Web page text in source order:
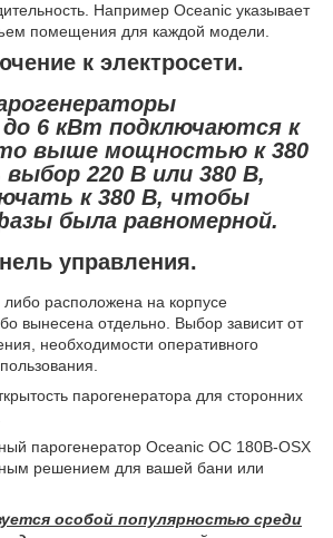
Например Oceanic указывает
помещения для каждой модели.
к электросети.
6 кВт подключаются к
выше мощностью к 380
220 В или 380 В,
к 380 В, чтобы
была равномерной.
управления.
расположена на корпусе
вынесена отдельно. Выбор зависит от
необходимости оперативного
парогенератора для сторонних
парогенератор Oceanic OC 180B-OSX
решением для вашей бани или
особой популярностью среди